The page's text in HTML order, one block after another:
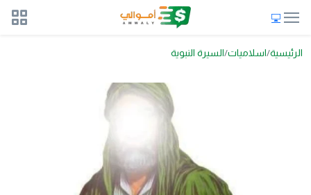
الرئيسية اسلاميات السيرة النبوية